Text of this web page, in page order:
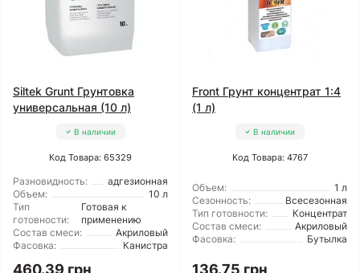
Siltek Grunt Грунтовка
универсальная (10 л)
В наличии
Код Товара: 65329
Разновидность:
адгезионная
Объем:
10 л
Тип
готовности:
Готовая к
применению
Состав смеси:
Акриловый
Фасовка:
Канистра
460.39 грн
Front Грунт концентрат 1:4
(1 л)
В наличии
Код Товара: 4767
Объем:
1 л
Сезонность:
Всесезонная
Тип готовности:
Концентрат
Состав смеси:
Акриловый
Фасовка:
Бутылка
136.75 грн